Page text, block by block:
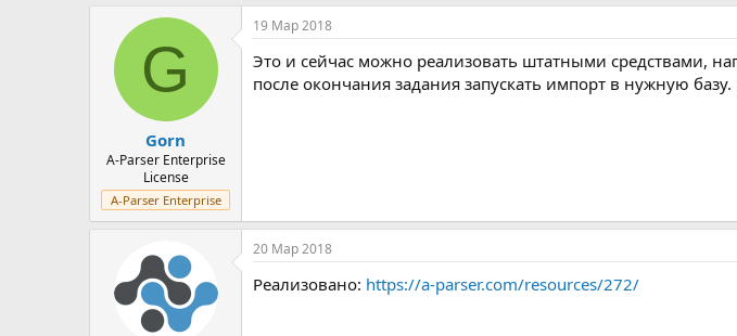
а
к
и
и
G
Gorn
A-Parser Enterprise
License
A-Parser Enterprise
19 Мар 2018
Это и сейчас можно реализовать штатными средствами,
после окончания задания запускать импорт в нужную базу.
20 Мар 2018
Реализовано: https://a-parser.com/resources/272/